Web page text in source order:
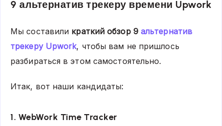
9 альтернатив трекеру времени Upwork
Мы составили краткий обзор 9 альтернатив
трекеру Upwork, чтобы вам не пришлось
разбираться в этом самостоятельно.
Итак, вот наши кандидаты:
1. WebWork Time Tracker